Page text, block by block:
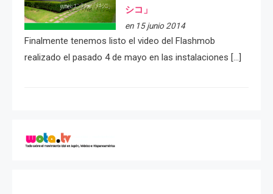
シコ」
en 15 junio 2014
Finalmente tenemos listo el video del Flashmob
realizado el pasado 4 de mayo en las instalaciones […]